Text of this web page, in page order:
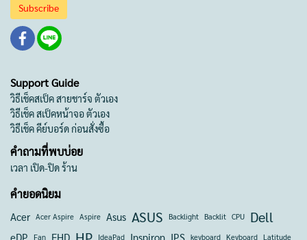
Subscribe
Support Guide
วิธีเช็คสเป็ค สายชาร์จ ตัวเอง
วิธีเช็ค สเป็คหน้าจอ ตัวเอง
วิธีเช็ค คีย์บอร์ด ก่อนสั่งซื้อ
คำถามที่พบบ่อย
เวลา เปิด-ปิด ร้าน
คำยอดนิยม
Acer Acer Aspire Aspire Asus ASUS Backlight Backlit CPU Dell
eDP Fan FHD IdeaPad Inspiron IPS keyboard Keyboard Latitude